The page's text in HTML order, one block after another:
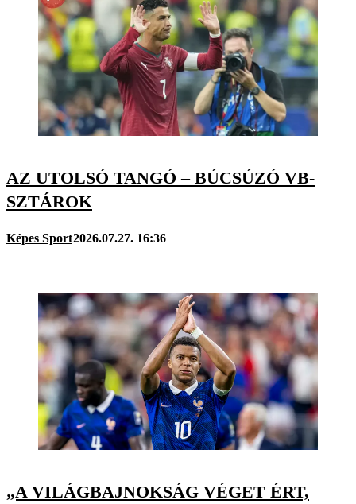
AZ UTOLSÓ TANGÓ – BÚCSÚZÓ VB-
SZTÁROK
Képes Sport2026.07.27. 16:36
„A VILÁGBAJNOKSÁG VÉGET ÉRT,